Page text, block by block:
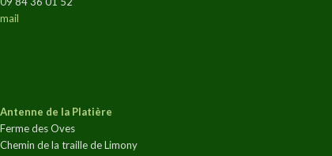
mail
Antenne de la Platière
Ferme des Oves
Chemin de la traille de Limony